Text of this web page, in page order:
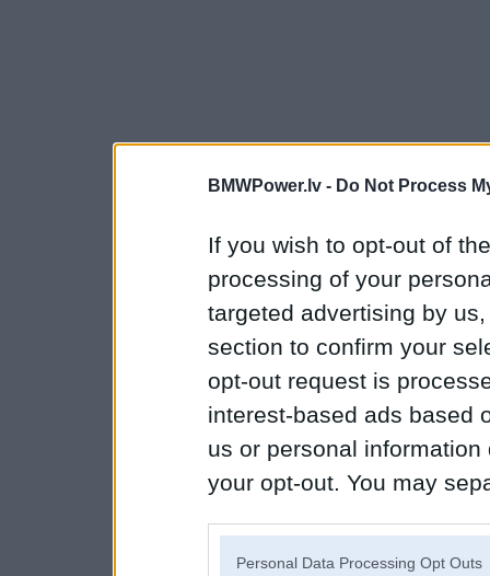
BMWPower.lv - Do Not Process
If you wish to opt-out of
processing of your
targeted advertising by
section to confirm your
opt-out request is
interest-based ads based
us or personal
your opt-out. You may
Personal Data Processing Opt Outs